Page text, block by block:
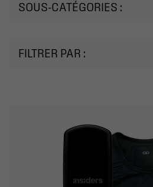
SOUS-CATÉGORIES :
FILTRER PAR :